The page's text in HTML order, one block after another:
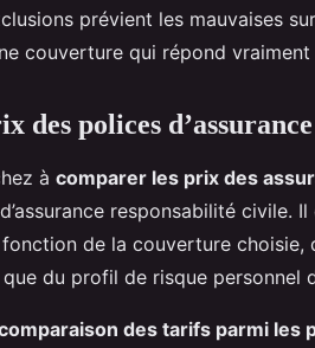
prévient les mauvaises
couverture qui répond
des polices d’assurance
à comparer les prix des
responsabilité civile.
de la couverture choisie,
du profil de risque personnel
des tarifs parmi les